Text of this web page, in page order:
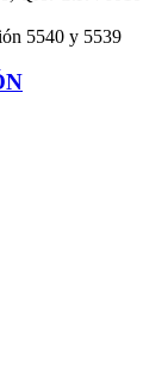
5540 y 5539